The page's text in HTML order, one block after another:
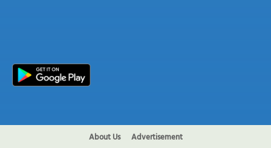
About Us Advertisement